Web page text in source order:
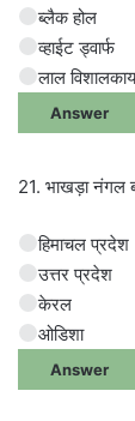
ब्लैक होल
व्हाईट ड्वार्फ
लाल
Answer
21. भाखड़ा नंगल
हिमाचल प्रदेश
उत्तर प्रदेश
केरल
ओडिशा
Answer